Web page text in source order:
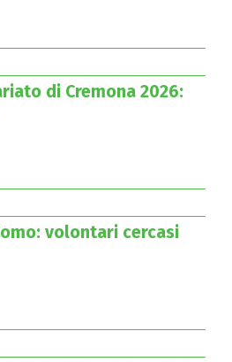
di Cremona 2026:
volontari cercasi